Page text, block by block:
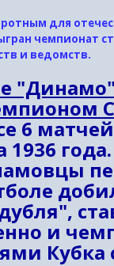
для
чемпионат
и ведомств.
6
1936
и
Кубка